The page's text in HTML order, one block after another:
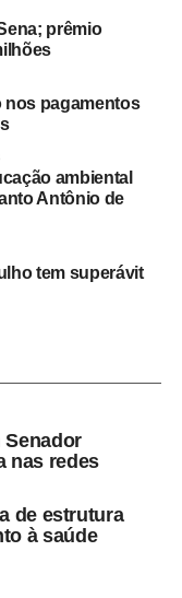
para cargos de
funções como
e destacou a
ao
concurso histórico,
deu para
da
de concursos
os candidatos.
prêmio
nos pagamentos
ambiental
Antônio de
tem superávit
Senador
nas redes
de estrutura
à saúde